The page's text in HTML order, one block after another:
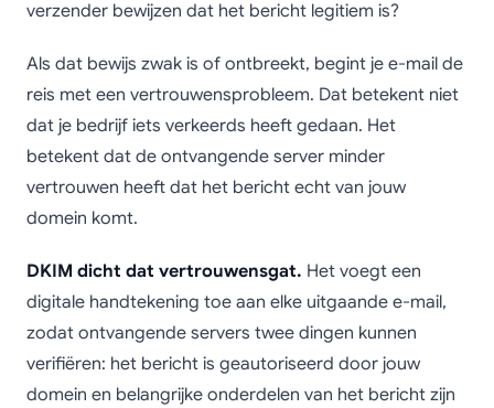
verzender bewijzen dat het bericht legitiem is?
Als dat bewijs zwak is of ontbreekt, begint je e-mail de
reis met een vertrouwensprobleem. Dat betekent niet
dat je bedrijf iets verkeerds heeft gedaan. Het
betekent dat de ontvangende server minder
vertrouwen heeft dat het bericht echt van jouw
domein komt.
DKIM dicht dat vertrouwensgat. Het voegt een
digitale handtekening toe aan elke uitgaande e-mail,
zodat ontvangende servers twee dingen kunnen
verifiëren: het bericht is geautoriseerd door jouw
domein en belangrijke onderdelen van het bericht zijn